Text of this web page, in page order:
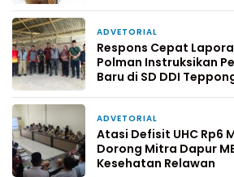
ADVETORIAL
Respons Cepat
Polman Instruksikan
Baru di SD DDI
ADVETORIAL
Atasi Defisit UHC Rp6
Dorong Mitra Dapur
Kesehatan Relawan